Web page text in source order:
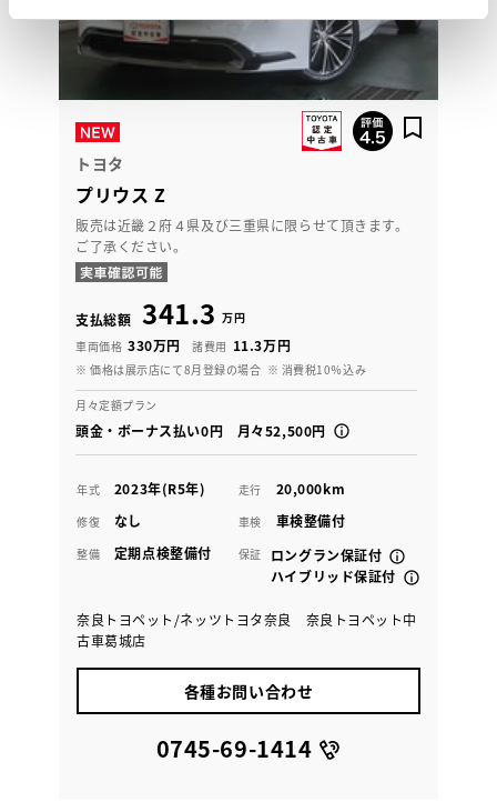
トヨタ
プリウス Z
販売は近畿２府４県及び三重県に限らせて頂きます。
ご了承ください。
支払総額 341.3 万円
車両価格 330万円 諸費用 11.3万円
※ 価格は展示店にて8月登録の場合 ※ 消費税10％込み
月々定額プラン
頭金・ボーナス払い0円 月々52,500円
年式 2023年(R5年) 走行 20,000km
修復 なし 車検 車検整備付
整備 定期点検整備付 保証
ロングラン保証付
ハイブリッド保証付
奈良トヨペット/ネッツトヨタ奈良 奈良トヨペット中
古車葛城店
各種お問い合わせ
0745-69-1414